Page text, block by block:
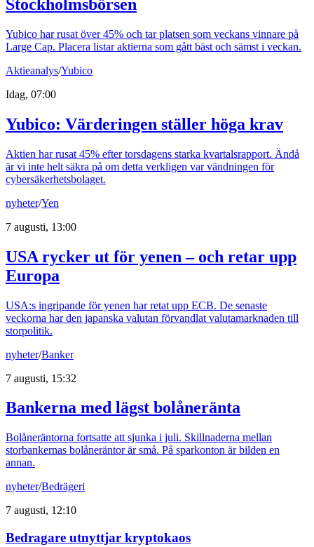
Stockholmsbörsen
Yubico har rusat över 45% och tar platsen som veckans vinnare på
Large Cap. Placera listar aktierna som gått bäst och sämst i veckan.
Aktieanalys/Yubico
Idag, 07:00
Yubico: Värderingen ställer höga krav
Aktien har rusat 45% efter torsdagens starka kvartalsrapport. Ändå
är vi inte helt säkra på om detta verkligen var vändningen för
cybersäkerhetsbolaget.
nyheter/Yen
7 augusti, 13:00
USA rycker ut för yenen – och retar upp
Europa
USA:s ingripande för yenen har retat upp ECB. De senaste
veckorna har den japanska valutan förvandlat valutamarknaden till
storpolitik.
nyheter/Banker
7 augusti, 15:32
Bankerna med lägst bolåneränta
Bolåneräntorna fortsatte att sjunka i juli. Skillnaderna mellan
storbankernas bolåneräntor är små. På sparkonton är bilden en
annan.
nyheter/Bedrägeri
7 augusti, 12:10
Bedragare utnyttjar kryptokaos